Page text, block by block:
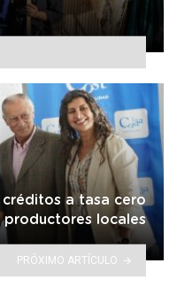
créditos a tasa cero
productores locales
PRÓXIMO ARTÍCULO